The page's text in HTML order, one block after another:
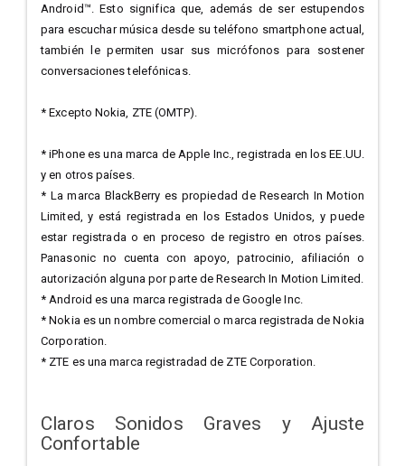
Android™. Esto significa que, además de ser estupendos
para escuchar música desde su teléfono smartphone actual,
también le permiten usar sus micrófonos para sostener
conversaciones telefónicas.
* Excepto Nokia, ZTE (OMTP).
* iPhone es una marca de Apple Inc., registrada en los EE.UU.
y en otros países.
* La marca BlackBerry es propiedad de Research In Motion
Limited, y está registrada en los Estados Unidos, y puede
estar registrada o en proceso de registro en otros países.
Panasonic no cuenta con apoyo, patrocinio, afiliación o
autorización alguna por parte de Research In Motion Limited.
* Android es una marca registrada de Google Inc.
* Nokia es un nombre comercial o marca registrada de Nokia
Corporation.
* ZTE es una marca registradad de ZTE Corporation.
Claros Sonidos Graves y Ajuste
Confortable